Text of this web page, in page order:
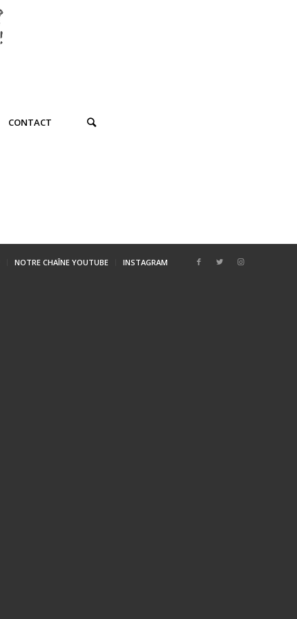
CONTACT
NOTRE CHAÎNE YOUTUBE INSTAGRAM